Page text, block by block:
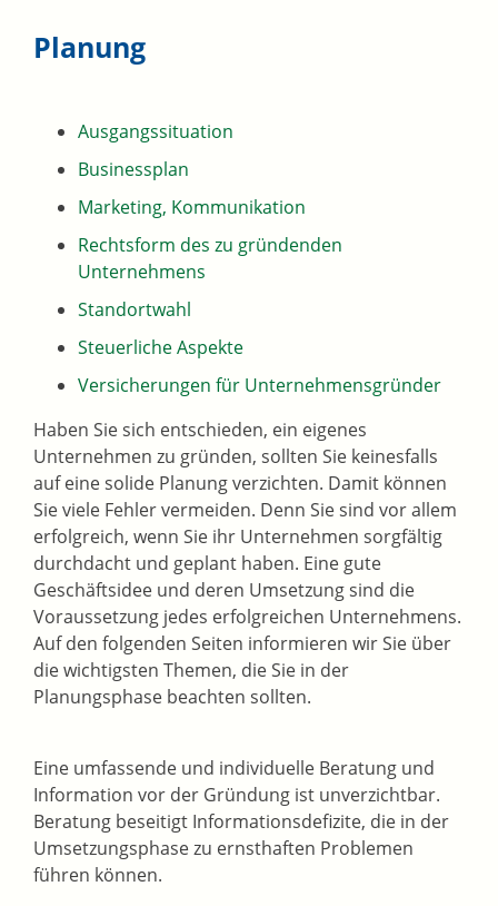
Planung
Ausgangssituation
Businessplan
Marketing, Kommunikation
Rechtsform des zu gründenden
Unternehmens
Standortwahl
Steuerliche Aspekte
Versicherungen für Unternehmensgründer
Haben Sie sich entschieden, ein eigenes
Unternehmen zu gründen, sollten Sie keinesfalls
auf eine solide Planung verzichten. Damit können
Sie viele Fehler vermeiden. Denn Sie sind vor allem
erfolgreich, wenn Sie ihr Unternehmen sorgfältig
durchdacht und geplant haben. Eine gute
Geschäftsidee und deren Umsetzung sind die
Voraussetzung jedes erfolgreichen Unternehmens.
Auf den folgenden Seiten informieren wir Sie über
die wichtigsten Themen, die Sie in der
Planungsphase beachten sollten.
Eine umfassende und individuelle Beratung und
Information vor der Gründung ist unverzichtbar.
Beratung beseitigt Informationsdefizite, die in der
Umsetzungsphase zu ernsthaften Problemen
führen können.